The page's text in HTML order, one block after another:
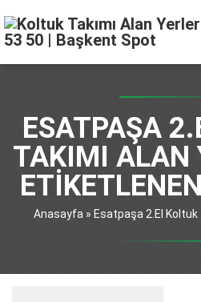
ESATPAŞA
TAKIMI ALAN
Anasayfa » Esatpaşa 2.El Koltuk